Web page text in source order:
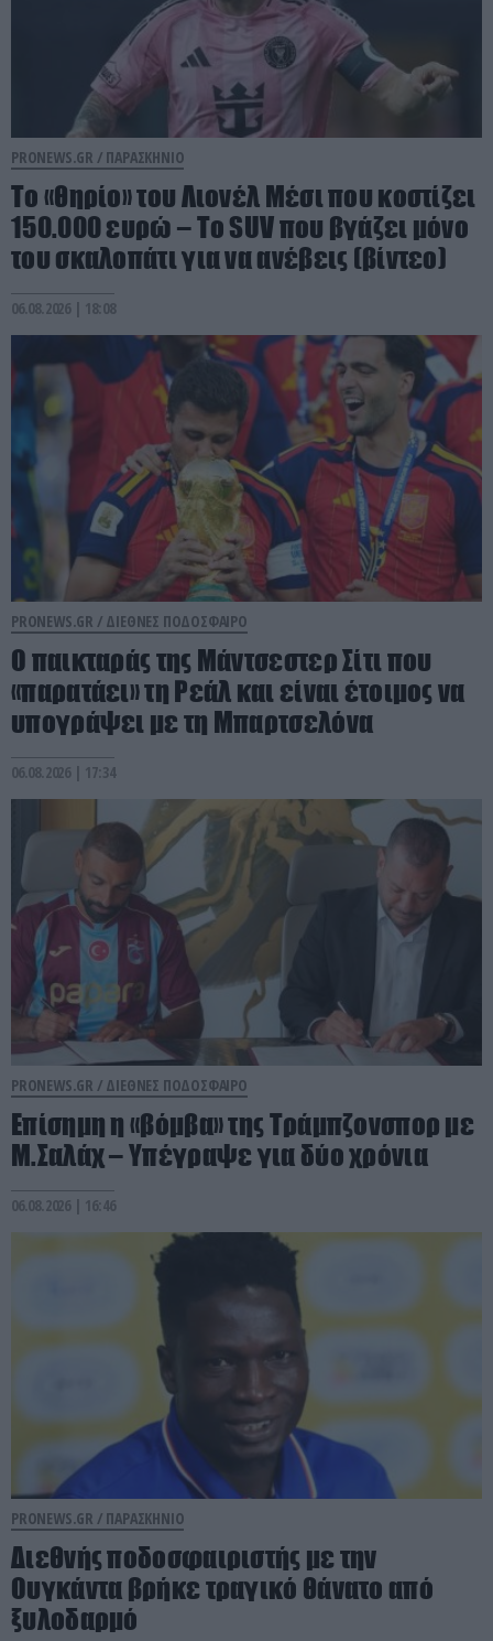
PRONEWS.GR / ΠΑΡΑΣΚΗΝΙΟ
Το «θηρίο» του Λιονέλ Μέσι που κοστίζει
150.000 ευρώ – Το SUV που βγάζει μόνο
του σκαλοπάτι για να ανέβεις (βίντεο)
06.08.2026 | 18:08
PRONEWS.GR / ΔΙΕΘΝΕΣ ΠΟΔΟΣΦΑΙΡΟ
Ο παικταράς της Μάντσεστερ Σίτι που
«παρατάει» τη Ρεάλ και είναι έτοιμος να
υπογράψει με τη Μπαρτσελόνα
06.08.2026 | 17:34
PRONEWS.GR / ΔΙΕΘΝΕΣ ΠΟΔΟΣΦΑΙΡΟ
Επίσημη η «βόμβα» της Τράμπζονσπορ με
Μ.Σαλάχ – Υπέγραψε για δύο χρόνια
06.08.2026 | 16:46
PRONEWS.GR / ΠΑΡΑΣΚΗΝΙΟ
Διεθνής ποδοσφαιριστής με την
Ουγκάντα βρήκε τραγικό θάνατο από
ξυλοδαρμό